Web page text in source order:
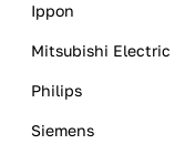
Ippon
Mitsubishi Electric
Philips
Siemens